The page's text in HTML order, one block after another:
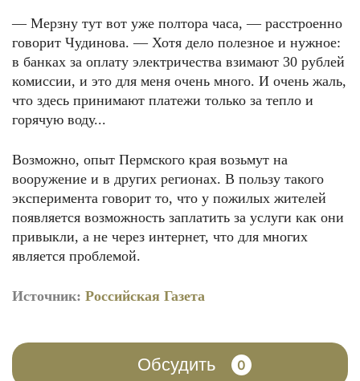
— Мерзну тут вот уже полтора часа, — расстроенно
говорит Чудинова. — Хотя дело полезное и нужное:
в банках за оплату электричества взимают 30 рублей
комиссии, и это для меня очень много. И очень жаль,
что здесь принимают платежи только за тепло и
горячую воду...
Возможно, опыт Пермского края возьмут на
вооружение и в других регионах. В пользу такого
эксперимента говорит то, что у пожилых жителей
появляется возможность заплатить за услуги как они
привыкли, а не через интернет, что для многих
является проблемой.
Источник: Российская Газета
Обсудить 0